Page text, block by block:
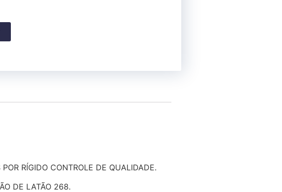
RÍGIDO CONTROLE DE QUALIDADE.
DE LATÃO 268.